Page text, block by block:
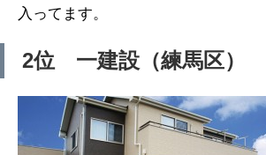
入ってます。
2位 一建設（練馬区）